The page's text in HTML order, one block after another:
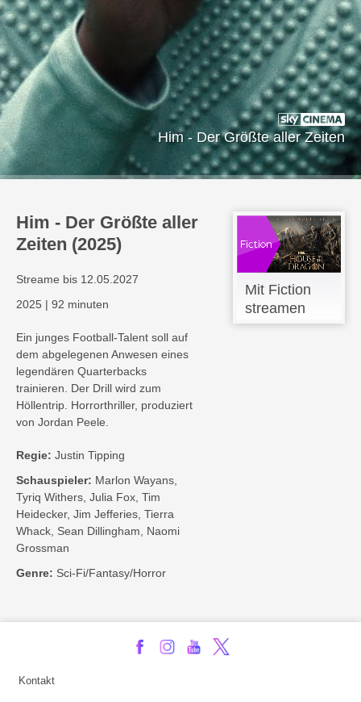
Him - Der Größte aller Zeiten
Him - Der Größte aller
Zeiten (2025)
Streame bis 12.05.2027
2025 | 92 minuten
Ein junges Football-Talent soll auf
dem abgelegenen Anwesen eines
legendären Quarterbacks
trainieren. Der Drill wird zum
Höllentrip. Horrorthriller, produziert
von Jordan Peele.
Regie: Justin Tipping
Schauspieler: Marlon Wayans,
Tyriq Withers, Julia Fox, Tim
Heidecker, Jim Jefferies, Tierra
Whack, Sean Dillingham, Naomi
Grossman
Genre: Sci-Fi/Fantasy/Horror
Mit Fiction
streamen
Kontakt